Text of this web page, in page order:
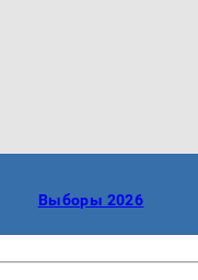
Выборы 2026